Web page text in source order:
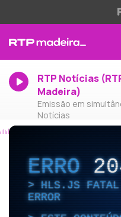
RTP Notícias
Madeira)
Emissão em
Notícias
ERRO
HLS.JS FATAL
ERROR